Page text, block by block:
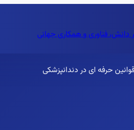
دانش، فناوری و همکاری جهانی
حرفه ای در دندانپزشکی